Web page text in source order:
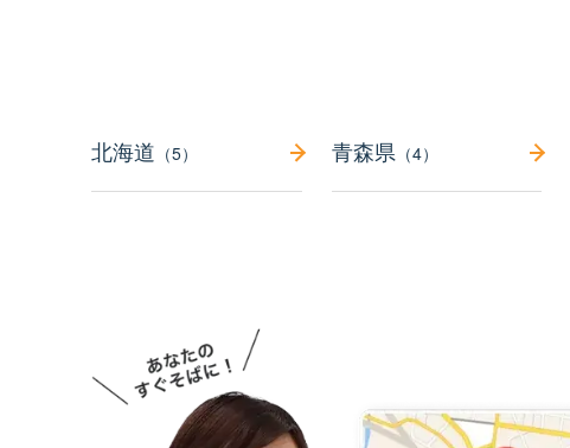
北海道 （5） 青森県（4）